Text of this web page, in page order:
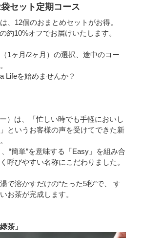
セット定期コース
、12個のおまとめセットがお得。
約10%オフでお届けいたします。
1ヶ月/2ヶ月）の選択、途中のコー
Lifeを始めませんか？
）は、「忙しい時でも手軽においし
というお客様の声を受けてできた新
、“簡単”を意味する「Easy」を組み合
呼びやすい名称にこだわりました。
で溶かすだけの“たった5秒”で、 す
お茶が完成します。
茶」